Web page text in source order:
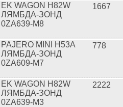
EK WAGON H82W
ЛЯМБДА-ЗОНД
0ZA639-M8
1667
PAJERO MINI H53A
ЛЯМБДА-ЗОНД
0ZA609-M7
778
EK WAGON H82W
ЛЯМБДА-ЗОНД
0ZA639-M3
2222